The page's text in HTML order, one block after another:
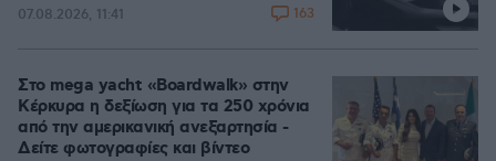
07.08.2026, 11:41 163
Στο mega yacht «Boardwalk» στην
Κέρκυρα η δεξίωση για τα 250 χρόνια
από την αμερικανική ανεξαρτησία -
Δείτε φωτογραφίες και βίντεο